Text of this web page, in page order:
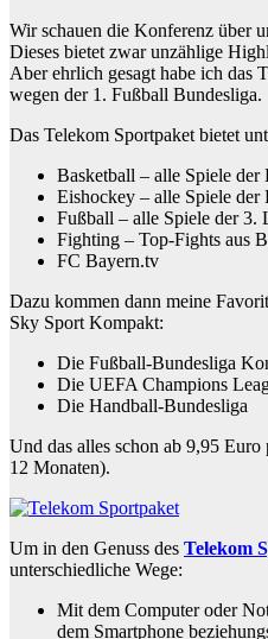
Wir schauen die Konferenz über
Dieses bietet zwar unzählige
Aber ehrlich gesagt habe ich das
wegen der 1. Fußball Bundesliga.
Das Telekom Sportpaket bietet
Basketball – alle Spiele der
Eishockey – alle Spiele der
Fußball – alle Spiele der 3.
Fighting – Top-Fights aus
FC Bayern.tv
Dazu kommen dann meine
Sky Sport Kompakt:
Die Fußball-Bundesliga
Die UEFA Champions
Die Handball-Bundesliga
Und das alles schon ab 9,95
12 Monaten).
Um in den Genuss des Telekom
unterschiedliche Wege:
Mit dem Computer oder
dem Smartphone